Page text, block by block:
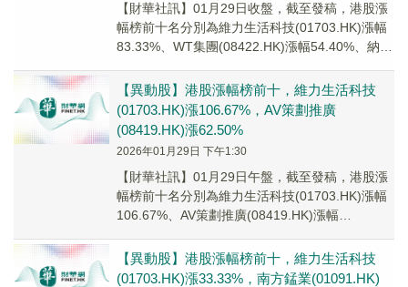
【財華社訊】01月29日收盤，截至發稿，港股漲
幅榜前十名分別為維力生活科技(01703.HK)漲幅
83.33%、WT集團(08422.HK)漲幅54.40%、納泉
【異動股】港股漲幅榜前十，維力生活科技
(01703.HK)漲106.67%，AV策劃推廣
(08419.HK)漲62.50%
2026年01月29日 下午1:30
【財華社訊】01月29日午盤，截至發稿，港股漲
幅榜前十名分別為維力生活科技(01703.HK)漲幅
106.67%、AV策劃推廣(08419.HK)漲幅
【異動股】港股漲幅榜前十，維力生活科技
(01703.HK)漲33.33%，南方錳業(01091.HK)